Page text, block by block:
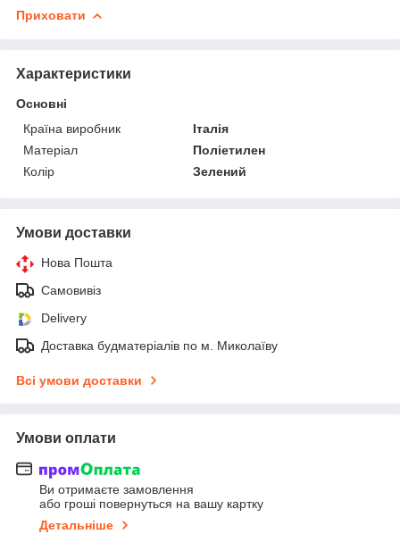
Приховати
Характеристики
Основні
Країна виробник
Італія
Матеріал
Поліетилен
Колір
Зелений
Умови доставки
Нова Пошта
Самовивіз
Delivery
Доставка будматеріалів по м. Миколаїву
Всі умови доставки
Умови оплати
Ви отримаєте замовлення
або гроші повернуться на вашу картку
Детальніше